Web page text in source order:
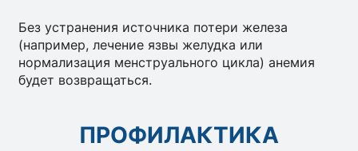
Без устранения источника потери железа
(например, лечение язвы желудка или
нормализация менструального цикла) анемия
будет возвращаться.
ПРОФИЛАКТИКА